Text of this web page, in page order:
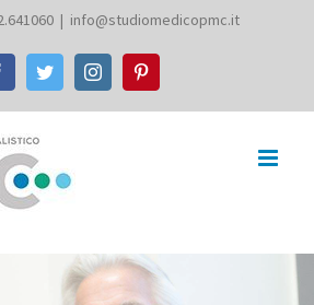
| info@studiomedicopmc.it
FacebookTwitterInstagram